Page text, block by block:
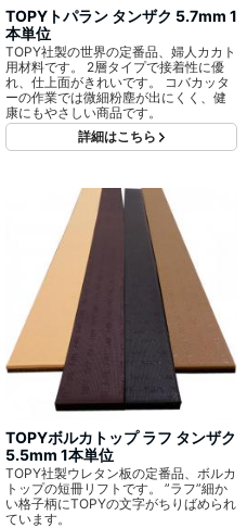
TOPYトパラン タンザク 5.7mm 1
本単位
TOPY社製の世界の定番品、婦人カカト
用材料です。 2層タイプで接着性に優
れ、仕上面がきれいです。 コバカッタ
ーの作業では微細粉塵が出にくく、健
康にもやさしい商品です。
詳細はこちら
TOPYボルカトップ ラフ タンザク
5.5mm 1本単位
TOPY社製ウレタン板の定番品、ボルカ
トップの短冊リフトです。 ”ラフ”細か
い格子柄にTOPYの文字がちりばめられ
ています。